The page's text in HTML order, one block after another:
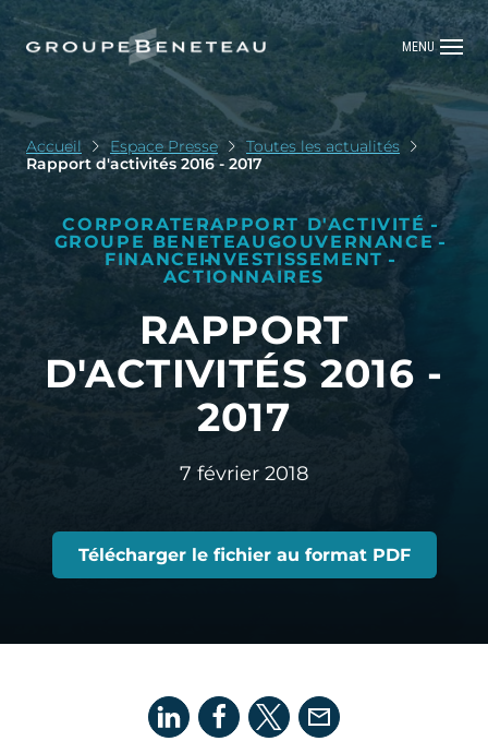
MENU
Accueil Espace Presse
Toutes les actualités
Rapport d'activités 2016 - 2017
CORPORATE RAPPORT D'ACTIVITÉ
GROUPE BENETEAUGOUVERNANCE
FINANCEINVESTISSEMENT
ACTIONNAIRES
RAPPORT
D'ACTIVITÉS 2016 -
2017
7 février 2018
Télécharger le fichier au format PDF